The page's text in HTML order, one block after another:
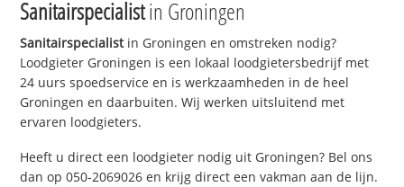
Sanitairspecialistin Groningen
Sanitairspecialistin Groningen en omstreken nodig?
Loodgieter Groningen is een lokaal loodgietersbedrijf met
24 uurs spoedservice en is werkzaamheden in de heel
Groningen en daarbuiten. Wij werken uitsluitend met
ervaren loodgieters.
Heeft u direct een loodgieter nodig uit Groningen? Bel ons
dan op 050-2069026 en krijg direct een vakman aan de lijn.